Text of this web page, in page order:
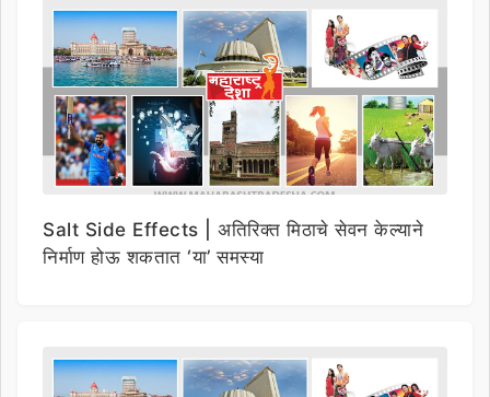
Salt Side Effects | अतिरिक्त मिठाचे सेवन केल्याने
निर्माण होऊ शकतात ‘या’ समस्या